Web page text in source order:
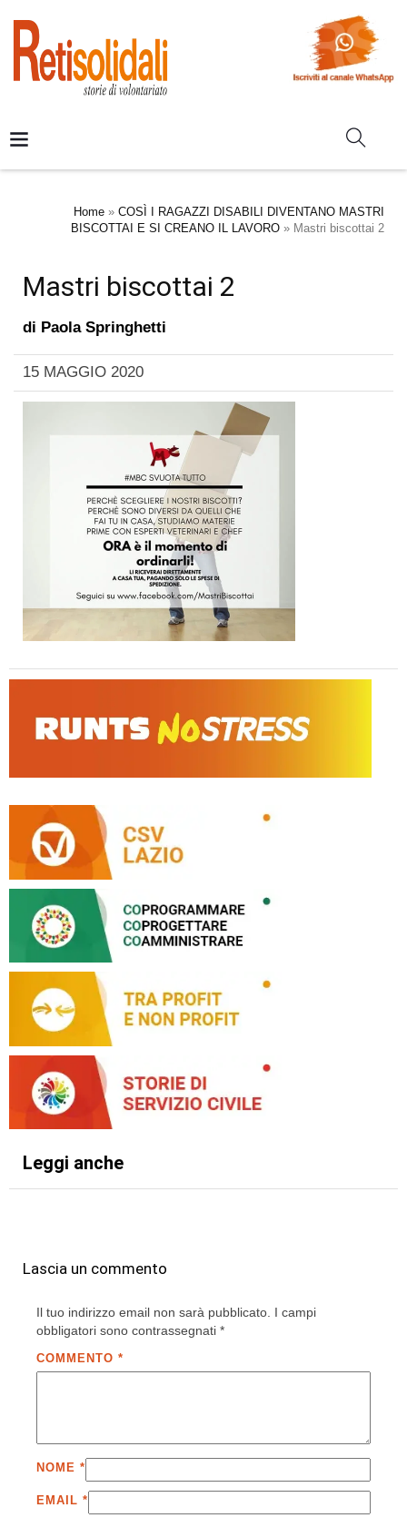
Home » COSÌ I RAGAZZI DISABILI DIVENTANO MASTRI
BISCOTTAI E SI CREANO IL LAVORO » Mastri biscottai 2
Mastri biscottai 2
di Paola Springhetti
15 MAGGIO 2020
Leggi anche
Lascia un commento
Il tuo indirizzo email non sarà pubblicato. I campi
obbligatori sono contrassegnati *
COMMENTO *
NOME *
EMAIL *